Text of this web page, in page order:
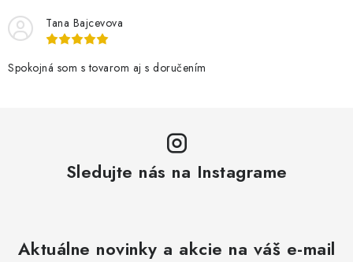
Tana Bajcevova
Spokojná som s tovarom aj s doručením
Sledujte nás na Instagrame
Aktuálne novinky a akcie na váš e-mail